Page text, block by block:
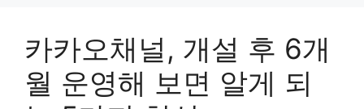
카카오채널, 개설 후 6개
월 운영해 보면 알게 되